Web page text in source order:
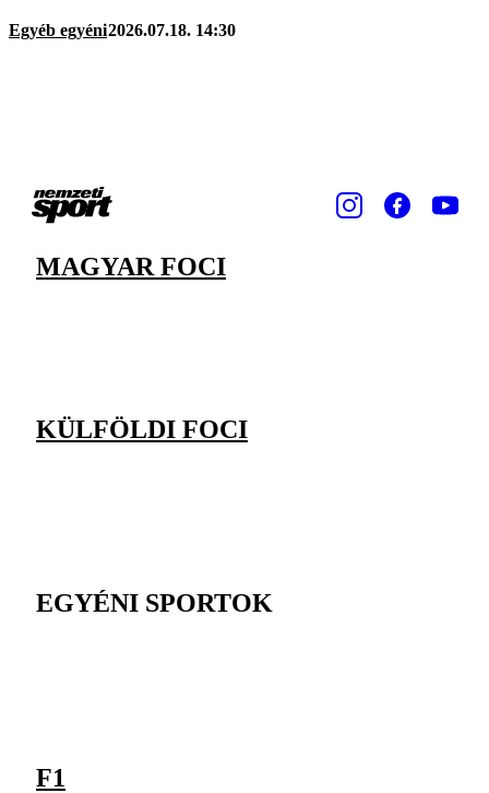
Egyéb egyéni2026.07.18. 14:30
MAGYAR FOCI
KÜLFÖLDI FOCI
EGYÉNI SPORTOK
F1